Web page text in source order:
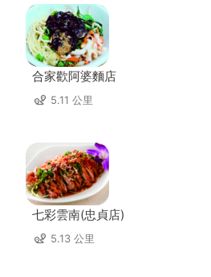
合家歡阿婆麵店
5.11 公里
七彩雲南(忠貞店)
5.13 公里